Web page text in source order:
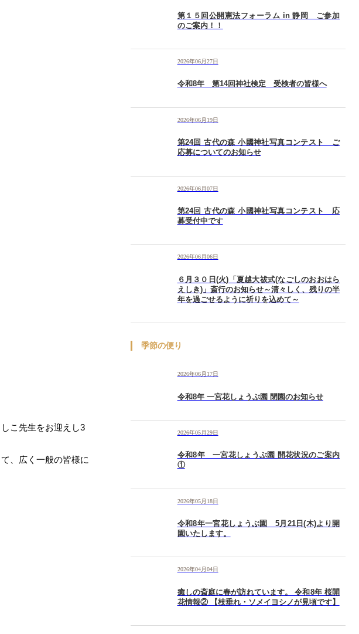
こ先生をお迎えし3
、広く一般の皆様に
第１５回公開憲法フォーラム in 静岡 ご参加
のご案内！！
2026年06月27日
令和8年 第14回神社検定 受検者の皆様へ
2026年06月19日
第24回 古代の森 小國神社写真コンテスト ご
応募についてのお知らせ
2026年06月07日
第24回 古代の森 小國神社写真コンテスト 応
募受付中です
2026年06月06日
６月３０日(火)「夏越大祓式(なごしのおおはら
えしき)」斎行のお知らせ～清々しく、残りの半
年を過ごせるように祈りを込めて～
季節の便り
2026年06月17日
令和8年 一宮花しょうぶ園 閉園のお知らせ
2026年05月29日
令和8年 一宮花しょうぶ園 開花状況のご案内
①
2026年05月18日
令和8年一宮花しょうぶ園 5月21日(木)より開
園いたします。
2026年04月04日
癒しの斎庭に春が訪れています。 令和8年 桜開
花情報② 【枝垂れ・ソメイヨシノが見頃です】